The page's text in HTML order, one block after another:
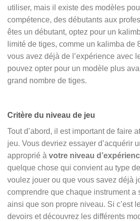
utiliser, mais il existe des modèles
compétence, des débutants aux
êtes un débutant, optez pour un
limité de tiges, comme un kalimba de
vous avez déjà de l’expérience avec
pouvez opter pour un modèle plus
grand nombre de tiges.
Critère du niveau de jeu
Tout d’abord, il est important de faire
jeu. Vous devriez essayer d’acquérir
approprié à votre niveau
quelque chose qui convient au type
voulez jouer ou que vous savez déjà
comprendre que chaque instrument a
ainsi que son propre niveau. Si c’est
devoirs et découvrez les différents